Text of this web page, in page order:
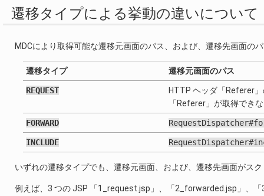
遷移タイプによる挙動の違いについて
MDCにより取得可能な遷移元画面のパス、および、遷移先画面の
遷移タイプ 遷移元画面のパス
REQUEST
HTTP ヘッダ「Referer
「Referer」が取得でき
FORWARD
INCLUDE
いずれの遷移タイプでも、遷移元画面、および、遷移先画面がス
例えば、3 つの JSP 「1_request.jsp」、「2_forwarded.jsp」、